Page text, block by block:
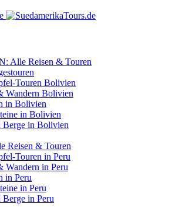
Alle Reisen & Touren
Touren Bolivien
Wandern Bolivien
in Bolivien
in Bolivien
Berge in Bolivien
Reisen & Touren
Touren in Peru
Wandern in Peru
in Peru
in Peru
in Peru